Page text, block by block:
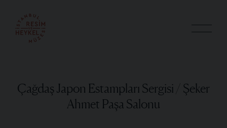
Çağdaş Japon Estampları Sergisi / Şeker
Ahmet Paşa Salonu